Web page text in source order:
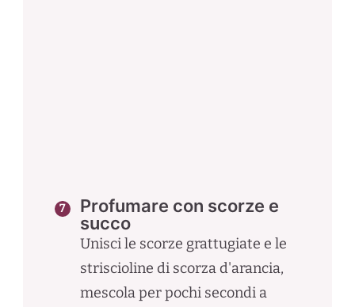
Profumare con scorze e
succo
Unisci le scorze grattugiate e le
striscioline di scorza d'arancia,
mescola per pochi secondi a